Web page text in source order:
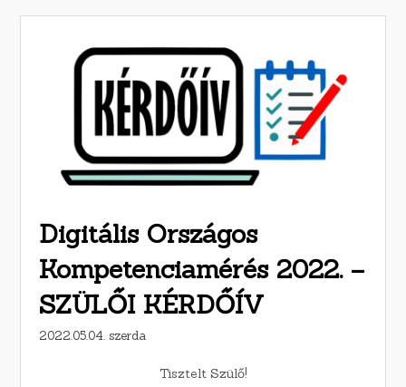
Digitális Országos
Kompetenciamérés 2022. –
SZÜLŐI KÉRDŐÍV
2022.05.04. szerda
Tisztelt Szülő!